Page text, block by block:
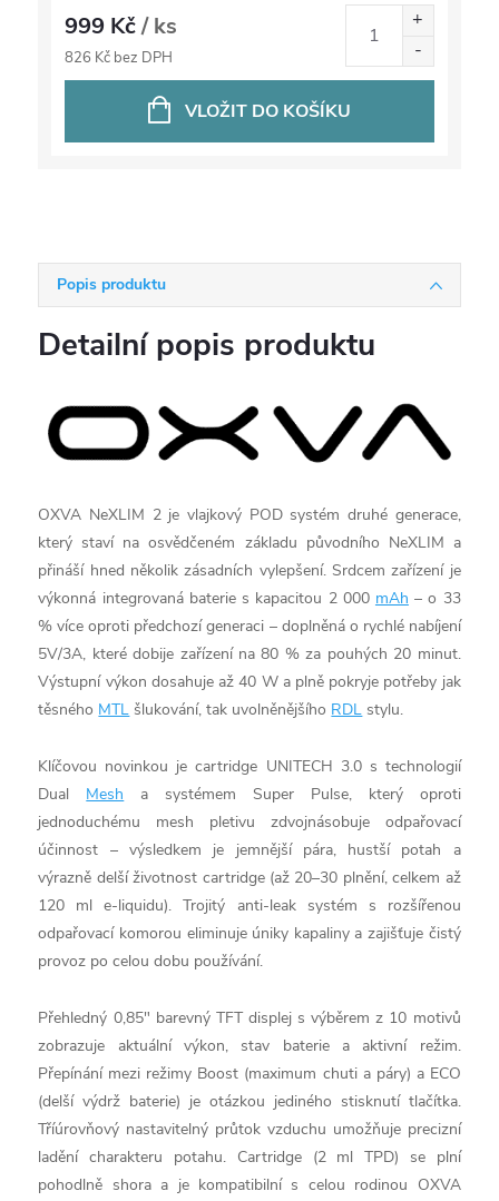
999 Kč/ ks
826 Kč bez DPH
VLOŽIT DO KOŠÍKU
Popis produktu
Detailní popis produktu
OXVA NeXLIM 2 je vlajkový POD systém druhé generace,
který staví na osvědčeném základu původního NeXLIM a
přináší hned několik zásadních vylepšení. Srdcem zařízení je
výkonná integrovaná baterie s kapacitou 2 000 mAh – o 33
% více oproti předchozí generaci – doplněná o rychlé nabíjení
5V/3A, které dobije zařízení na 80 % za pouhých 20 minut.
Výstupní výkon dosahuje až 40 W a plně pokryje potřeby jak
těsného MTL šlukování, tak uvolněnějšího RDL stylu.
Klíčovou novinkou je cartridge UNITECH 3.0 s technologií
Dual Mesh a systémem Super Pulse, který oproti
jednoduchému mesh pletivu zdvojnásobuje odpařovací
účinnost – výsledkem je jemnější pára, hustší potah a
výrazně delší životnost cartridge (až 20–30 plnění, celkem až
120 ml e-liquidu). Trojitý anti-leak systém s rozšířenou
odpařovací komorou eliminuje úniky kapaliny a zajišťuje čistý
provoz po celou dobu používání.
Přehledný 0,85" barevný TFT displej s výběrem z 10 motivů
zobrazuje aktuální výkon, stav baterie a aktivní režim.
Přepínání mezi režimy Boost (maximum chuti a páry) a ECO
(delší výdrž baterie) je otázkou jediného stisknutí tlačítka.
Tříúrovňový nastavitelný průtok vzduchu umožňuje precizní
ladění charakteru potahu. Cartridge (2 ml TPD) se plní
pohodlně shora a je kompatibilní s celou rodinou OXVA